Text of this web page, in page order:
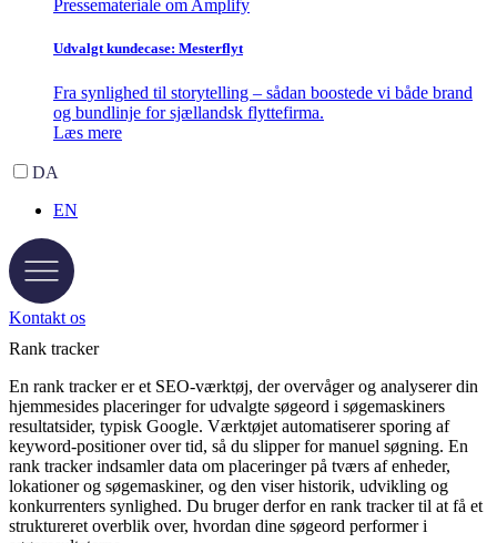
Pressemateriale om Amplify
Udvalgt kundecase: Mesterflyt
Fra synlighed til storytelling – sådan boostede vi både brand
og bundlinje for sjællandsk flyttefirma.
Læs mere
DA
EN
Kontakt os
Rank tracker
En rank tracker er et SEO-værktøj, der overvåger og analyserer din
hjemmesides placeringer for udvalgte søgeord i søgemaskiners
resultatsider, typisk Google. Værktøjet automatiserer sporing af
keyword-positioner over tid, så du slipper for manuel søgning. En
rank tracker indsamler data om placeringer på tværs af enheder,
lokationer og søgemaskiner, og den viser historik, udvikling og
konkurrenters synlighed. Du bruger derfor en rank tracker til at få et
struktureret overblik over, hvordan dine søgeord performer i